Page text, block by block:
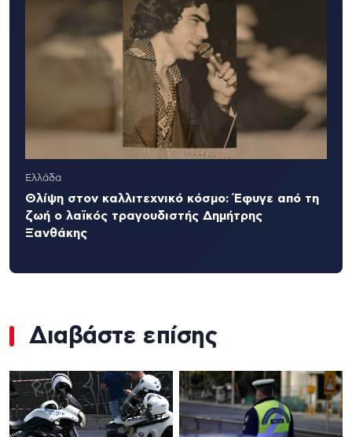
Ελλάδα
Θλίψη στον καλλιτεχνικό κόσμο: Έφυγε από τη
ζωή ο λαϊκός τραγουδιστής Δημήτρης
Ξανθάκης
Διαβάστε επίσης